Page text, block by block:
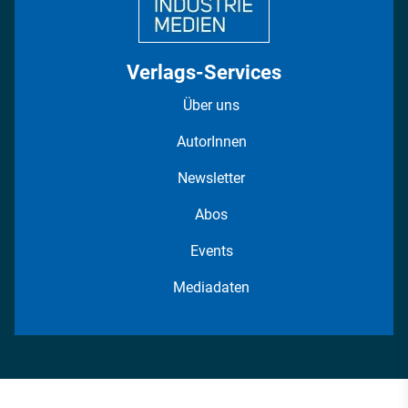
Verlags-Services
Über uns
AutorInnen
Newsletter
Abos
Events
Mediadaten